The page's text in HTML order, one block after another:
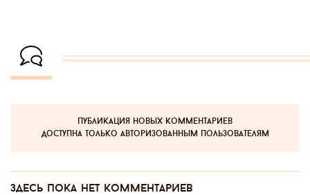
публикация новых комментариев
доступна только авторизованным пользователям
Здесь пока нет комментариев